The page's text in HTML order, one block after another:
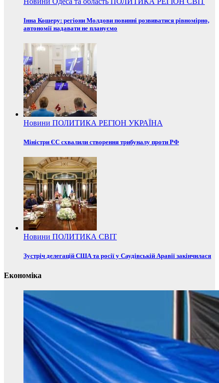
Інна Кошеру: регіони Молдови повинні розвиватися рівномірно,
автономії надавати не плануємо
Новини ПОЛИТИКА РЕГІОН УКРАЇНА
Міністри ЄС схвалили створення трибуналу проти РФ
Новини ПОЛИТИКА СВІТ
Зустріч делегацій США та росії у Саудівській Аравії закінчилася
Економіка